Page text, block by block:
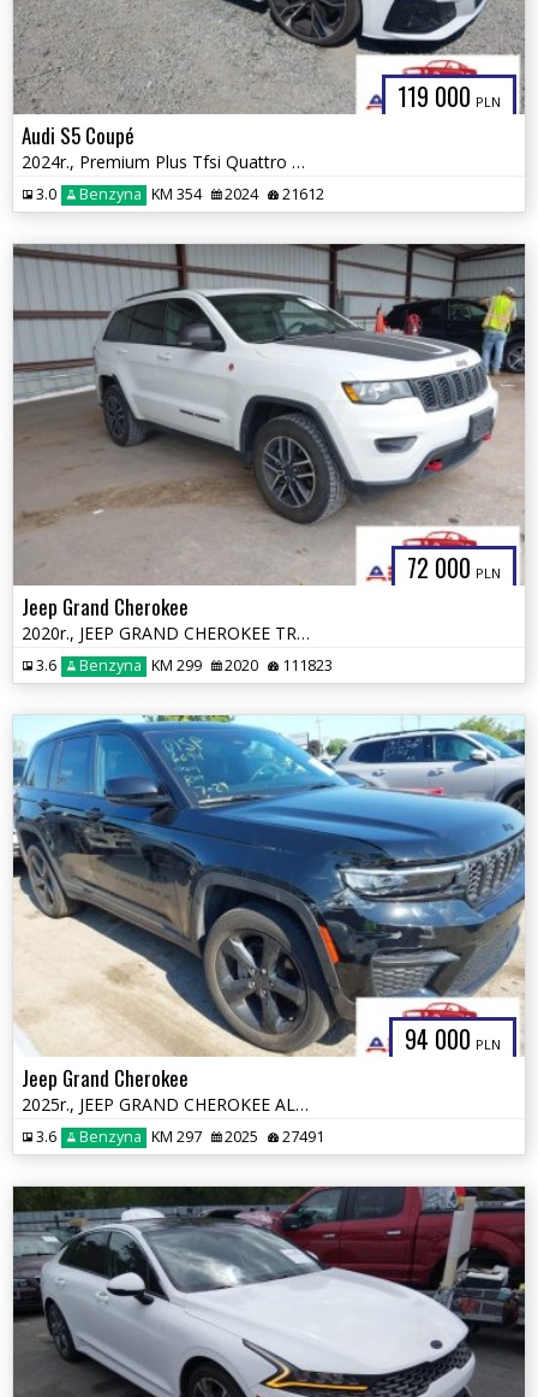
119 000 PLN
Audi S5 Coupé
2024r., Premium Plus Tfsi Quattro Tiptronic, 3L, od ubezpieczalni
3.0 Benzyna KM 354 2024 21612
72 000 PLN
Jeep Grand Cherokee
2020r., JEEP GRAND CHEROKEE TRAILHAWK 4X4, 3.6L, od ubezpieczalni
3.6 Benzyna KM 299 2020 111823
94 000 PLN
Jeep Grand Cherokee
2025r., JEEP GRAND CHEROKEE ALTITUDE X 4X4, 3.6L, od ubezpieczalni
3.6 Benzyna KM 297 2025 27491